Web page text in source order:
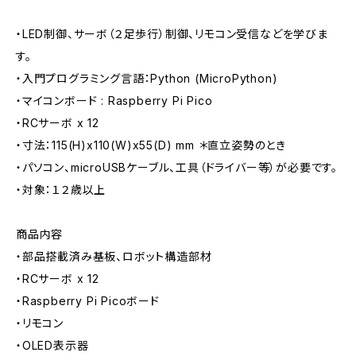
・LED制御、サーボ（２足歩行）制御、リモコン受信などを学びま
す。
・入門プログラミング言語：Python (MicroPython)
・マイコンボード : Raspberry Pi Pico
・RCサーボ x 12
・寸法：115(H)x110(W)x55(D) mm ＊直立姿勢のとき
・パソコン、microUSBケーブル、工具（ドライバー等）が必要です。
・対象：１２歳以上
商品内容
・部品搭載済み基板、ロボット構造部材
・RCサーボ x 12
・Raspberry Pi Picoボード
・リモコン
・OLED表示器